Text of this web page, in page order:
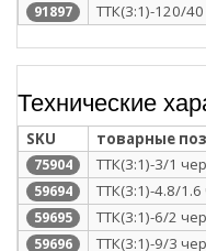
91897 ТТК(3:1)-120/
Технические
SKU товарные
75904 ТТК(3:1)-3/1
59694 ТТК(3:1)-4.8/1.6
59695 ТТК(3:1)-6/2
59696 ТТК(3:1)-9/3